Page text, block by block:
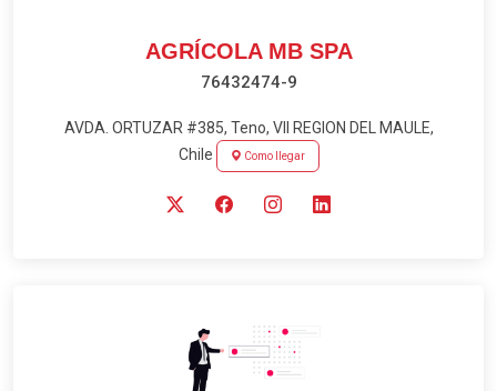
AGRÍCOLA MB SPA
76432474-9
AVDA. ORTUZAR #385, Teno, VII REGION DEL MAULE,
Chile
Como llegar